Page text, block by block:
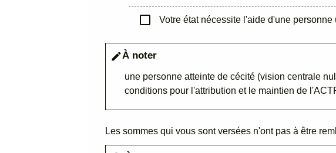
check_box_outline_blank Votre état nécessite l'aide d'une
editÀ noter
une personne atteinte de cécité (vision centrale
conditions pour l'attribution et le maintien de
Les sommes qui vous sont versées n'ont pas à être